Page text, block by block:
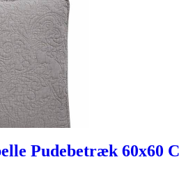
Pudebetræk 60x60